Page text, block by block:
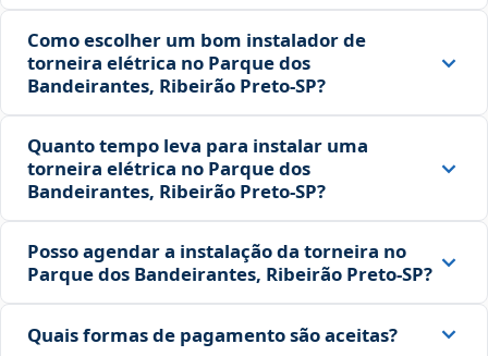
Como escolher um bom instalador de
torneira elétrica no Parque dos
Bandeirantes, Ribeirão Preto‑SP?
Quanto tempo leva para instalar uma
torneira elétrica no Parque dos
Bandeirantes, Ribeirão Preto‑SP?
Posso agendar a instalação da torneira no
Parque dos Bandeirantes, Ribeirão Preto‑SP?
Quais formas de pagamento são aceitas?